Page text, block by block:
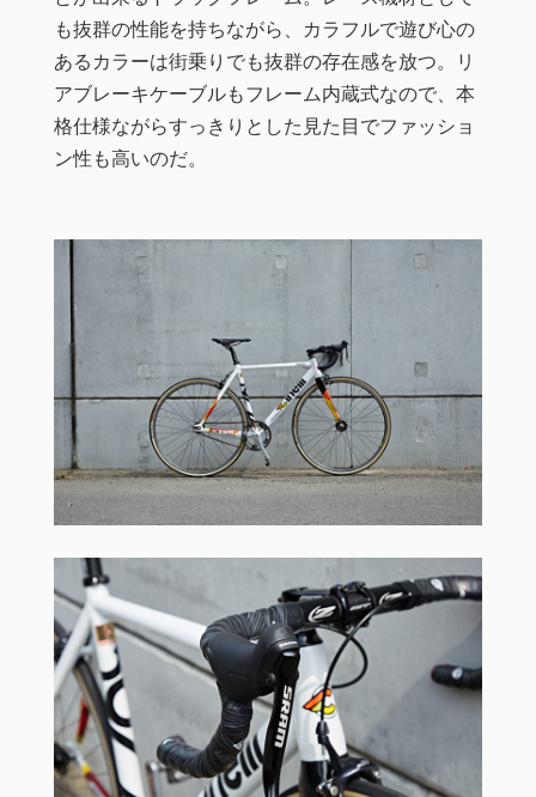
も抜群の性能を持ちながら、カラフルで遊び心の
あるカラーは街乗りでも抜群の存在感を放つ。リ
アブレーキケーブルもフレーム内蔵式なので、本
格仕様ながらすっきりとした見た目でファッショ
ン性も高いのだ。